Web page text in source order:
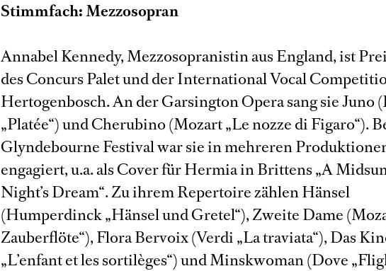
Stimmfach: Mezzosopran
Annabel Kennedy, Mezzosopranistin aus England, ist
des Concurs Palet und der International Vocal
Hertogenbosch. An der Garsington Opera sang sie Juno
„Platée“) und Cherubino (Mozart „Le nozze di Figaro“).
Glyndebourne Festival war sie in mehreren
engagiert, u.a. als Cover für Hermia in Brittens „A
Night’s Dream“. Zu ihrem Repertoire zählen Hänsel
(Humperdinck „Hänsel und Gretel“), Zweite Dame
Zauberflöte“), Flora Bervoix (Verdi „La traviata“), Das
„L’enfant et les sortilèges“) und Minskwoman (Dove